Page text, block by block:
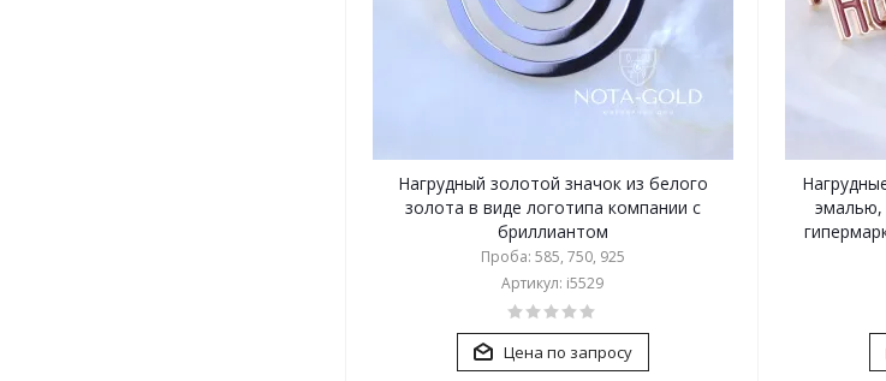
Нагрудный золотой значок из белого
золота в виде логотипа компании с
бриллиантом
Проба: 585, 750, 925
Артикул: i5529
Цена по запросу
эмалью,